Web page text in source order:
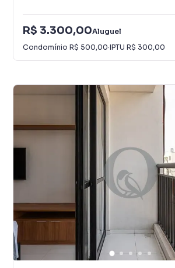
R$ 3.300,00Aluguel
Condomínio R$ 500,00·IPTU R$ 300,00